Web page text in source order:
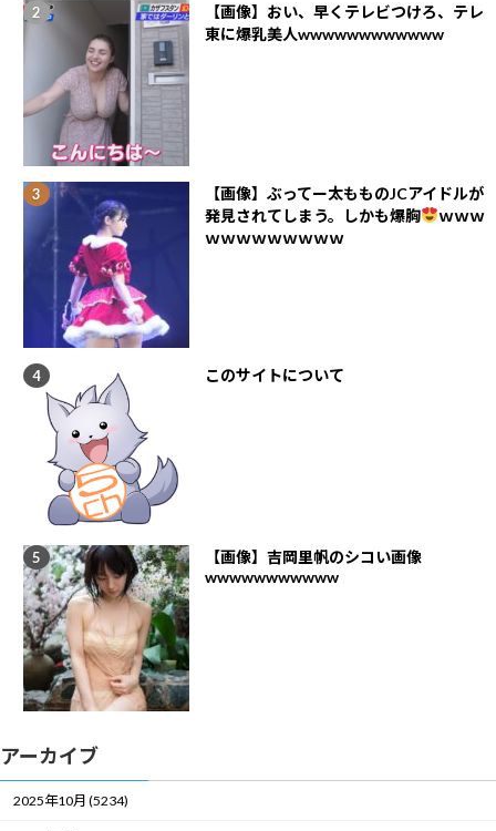
【画像】おい、早くテレビつけろ、テレ
東に爆乳美人wwwwwwwwwwww
【画像】ぶってー太もものJCアイドルが
発見されてしまう。しかも爆胸
ｗｗｗ
ｗｗｗｗｗｗｗｗｗ
このサイトについて
【画像】吉岡里帆のシコい画像
wwwwwwwwwww
アーカイブ
2025年10月 (5234)